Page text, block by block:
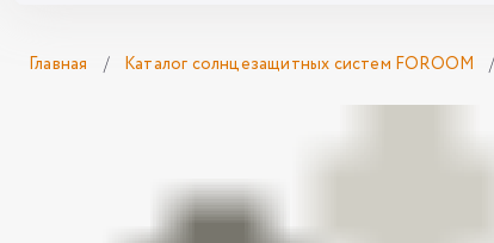
Главная / Каталог солнцезащитных систем FOROOM /